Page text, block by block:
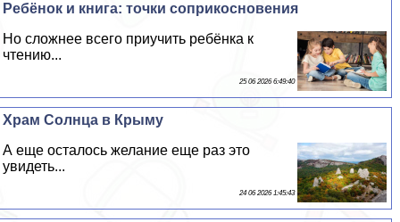
Ребёнок и книга: точки соприкосновения
Но сложнее всего приучить ребёнка к
чтению...
25 06 2026 6:49:40
Храм Солнца в Крыму
А еще осталось желание еще раз это
увидеть...
24 06 2026 1:45:43